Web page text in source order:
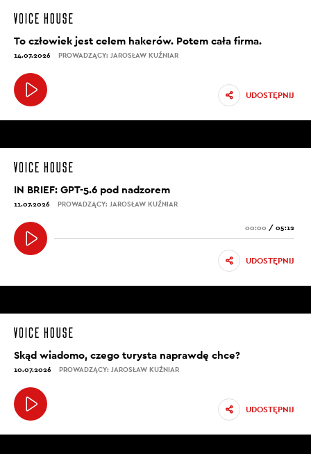
To człowiek jest celem hakerów. Potem cała firma.
14.07.2026 PROWADZĄCY: JAROSŁAW KUŹNIAR
UDOSTĘPNIJ
IN BRIEF: GPT-5.6 pod nadzorem
11.07.2026 PROWADZĄCY: JAROSŁAW KUŹNIAR
00:00 / 05:12
UDOSTĘPNIJ
Skąd wiadomo, czego turysta naprawdę chce?
10.07.2026 PROWADZĄCY: JAROSŁAW KUŹNIAR
UDOSTĘPNIJ